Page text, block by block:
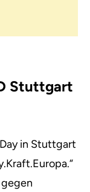
Stuttgart
in Stuttgart